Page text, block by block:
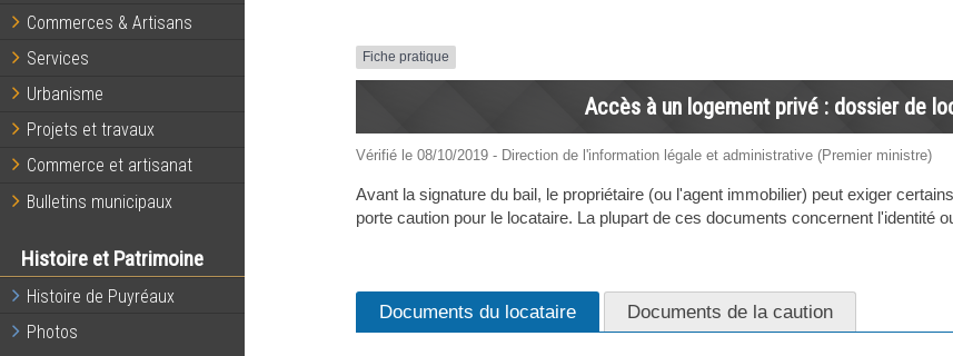
Commerces & Artisans
Services
Urbanisme
Projets et travaux
Commerce et artisanat
Bulletins municipaux
Histoire et Patrimoine
Histoire de Puyréaux
Photos
Fiche pratique
Accès à un logement privé : dossier de
Vérifié le 08/10/2019 - Direction de l'information légale et administrative (Premier ministre)
Avant la signature du bail, le propriétaire (ou l'agent immobilier) peut exiger
porte caution pour le locataire. La plupart de ces documents concernent l'identité
Documents du locataire Documents de la caution